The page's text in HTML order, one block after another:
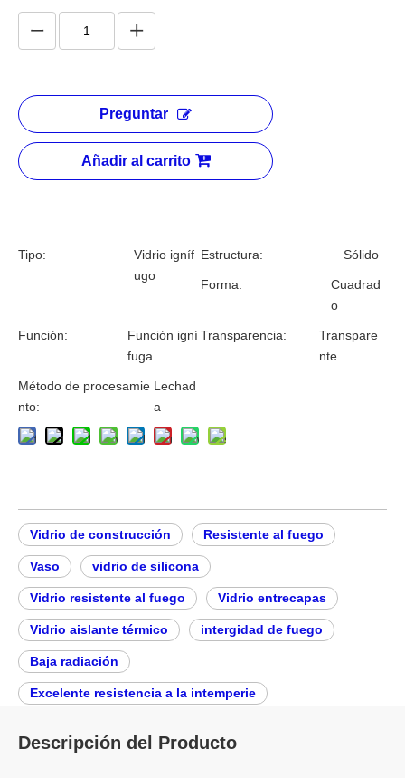
Preguntar
Añadir al carrito
Tipo:
Vidrio igníf
ugo
Estructura: Sólido
Forma:
Cuadrad
o
Función:
Función igní
fuga
Transparencia:
Transpare
nte
Método de procesamie
nto:
Lechad
a
Vidrio de construcción Resistente al fuego
Vaso vidrio de silicona
Vidrio resistente al fuego Vidrio entrecapas
Vidrio aislante térmico intergidad de fuego
Baja radiación
Excelente resistencia a la intemperie
Descripción del Producto